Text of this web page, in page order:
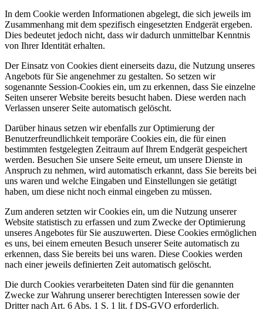
In dem Cookie werden Informationen abgelegt, die sich jeweils im
Zusammenhang mit dem spezifisch eingesetzten Endgerät ergeben.
Dies bedeutet jedoch nicht, dass wir dadurch unmittelbar Kenntnis
von Ihrer Identität erhalten.
Der Einsatz von Cookies dient einerseits dazu, die Nutzung unseres
Angebots für Sie angenehmer zu gestalten. So setzen wir
sogenannte Session-Cookies ein, um zu erkennen, dass Sie einzelne
Seiten unserer Website bereits besucht haben. Diese werden nach
Verlassen unserer Seite automatisch gelöscht.
Darüber hinaus setzen wir ebenfalls zur Optimierung der
Benutzerfreundlichkeit temporäre Cookies ein, die für einen
bestimmten festgelegten Zeitraum auf Ihrem Endgerät gespeichert
werden. Besuchen Sie unsere Seite erneut, um unsere Dienste in
Anspruch zu nehmen, wird automatisch erkannt, dass Sie bereits bei
uns waren und welche Eingaben und Einstellungen sie getätigt
haben, um diese nicht noch einmal eingeben zu müssen.
Zum anderen setzten wir Cookies ein, um die Nutzung unserer
Website statistisch zu erfassen und zum Zwecke der Optimierung
unseres Angebotes für Sie auszuwerten. Diese Cookies ermöglichen
es uns, bei einem erneuten Besuch unserer Seite automatisch zu
erkennen, dass Sie bereits bei uns waren. Diese Cookies werden
nach einer jeweils definierten Zeit automatisch gelöscht.
Die durch Cookies verarbeiteten Daten sind für die genannten
Zwecke zur Wahrung unserer berechtigten Interessen sowie der
Dritter nach Art. 6 Abs. 1 S. 1 lit. f DS-GVO erforderlich.